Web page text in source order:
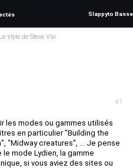
Slappyto Basse
Le style de Steve Vai
#1
les modes ou gammes utilisés
en particulier "Building the
"Midway creatures", ... Je pense
mode Lydien, la gamme
si vous aviez des sites ou